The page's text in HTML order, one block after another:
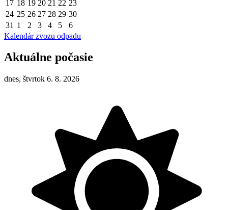
17 18 19 20 21 22 23
24 25 26 27 28 29 30
31 1 2 3 4 5
6
Kalendár zvozu odpadu
Aktuálne počasie
dnes, štvrtok 6. 8. 2026